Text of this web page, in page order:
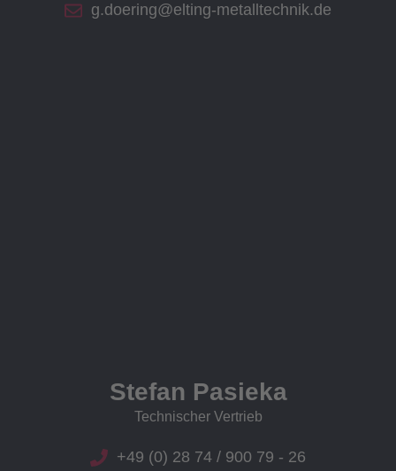
g.doering@elting-metalltechnik.de
Stefan Pasieka
Technischer Vertrieb
+49 (0) 28 74 / 900 79 - 26